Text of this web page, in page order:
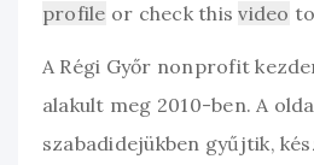
profile or check thisvideo
A Régi Győr nonprofit
alakult meg 2010-ben. A
szabadidejükben gyűjtik,